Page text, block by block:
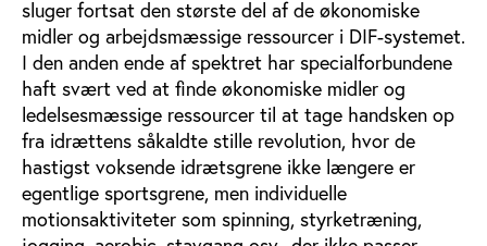
sluger fortsat den største del af de økonomiske
midler og arbejdsmæssige ressourcer i DIF-systemet.
I den anden ende af spektret har specialforbundene
haft svært ved at finde økonomiske midler og
ledelsesmæssige ressourcer til at tage handsken op
fra idrættens såkaldte stille revolution, hvor de
hastigst voksende idrætsgrene ikke længere er
egentlige sportsgrene, men individuelle
motionsaktiviteter som spinning, styrketræning,